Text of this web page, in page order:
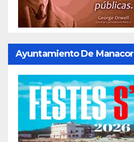
Ayuntamiento De Manacor